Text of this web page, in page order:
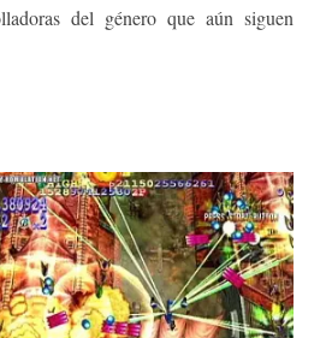
del género que aún siguen